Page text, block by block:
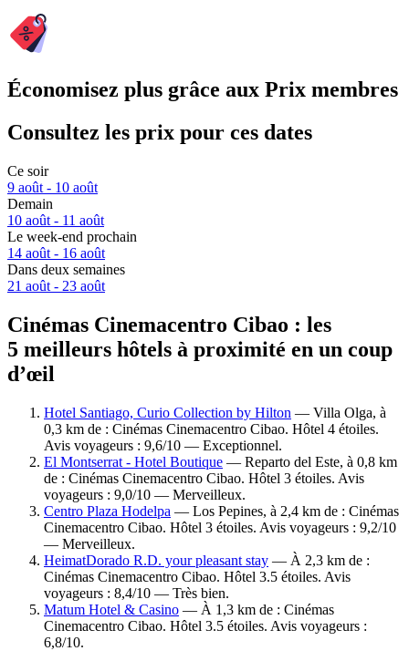
Économisez plus grâce aux Prix membres
Consultez les prix pour ces dates
Ce soir
9 août - 10 août
Demain
10 août - 11 août
Le week-end prochain
14 août - 16 août
Dans deux semaines
21 août - 23 août
Cinémas Cinemacentro Cibao : les
5 meilleurs hôtels à proximité en un coup
d’œil
Hotel Santiago, Curio Collection by Hilton — Villa Olga, à
0,3 km de : Cinémas Cinemacentro Cibao. Hôtel 4 étoiles.
Avis voyageurs : 9,6/10 — Exceptionnel.
El Montserrat - Hotel Boutique — Reparto del Este, à 0,8 km
de : Cinémas Cinemacentro Cibao. Hôtel 3 étoiles. Avis
voyageurs : 9,0/10 — Merveilleux.
Centro Plaza Hodelpa — Los Pepines, à 2,4 km de : Cinémas
Cinemacentro Cibao. Hôtel 3 étoiles. Avis voyageurs : 9,2/10
— Merveilleux.
HeimatDorado R.D. your pleasant stay — À 2,3 km de :
Cinémas Cinemacentro Cibao. Hôtel 3.5 étoiles. Avis
voyageurs : 8,4/10 — Très bien.
Matum Hotel & Casino — À 1,3 km de : Cinémas
Cinemacentro Cibao. Hôtel 3.5 étoiles. Avis voyageurs :
6,8/10.